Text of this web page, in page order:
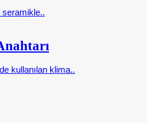
seramikle..
kullanılan klima..